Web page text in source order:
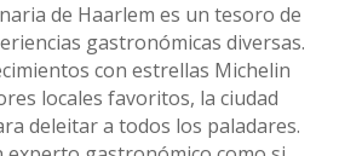
de Haarlem es un tesoro de
gastronómicas diversas.
con estrellas Michelin
locales favoritos, la ciudad
deleitar a todos los paladares.